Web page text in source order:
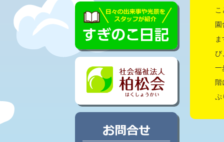
び
一
階
ぷ